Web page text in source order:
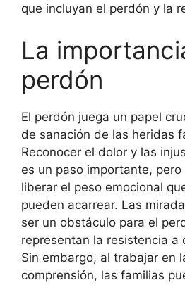
que incluyan el perdón y la
La
perdón
El perdón juega un papel
de sanación de las heridas
Reconocer el dolor y las
es un paso importante,
liberar el peso emocional
pueden acarrear. Las
ser un obstáculo para el
representan la resistencia a
Sin embargo, al trabajar en
comprensión, las familias